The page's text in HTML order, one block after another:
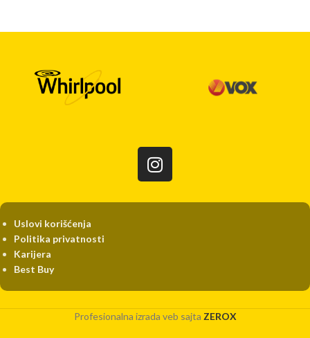
Uslovi korišćenja
Politika privatnosti
Karijera
Best Buy
Profesionalna izrada veb sajta ZEROX